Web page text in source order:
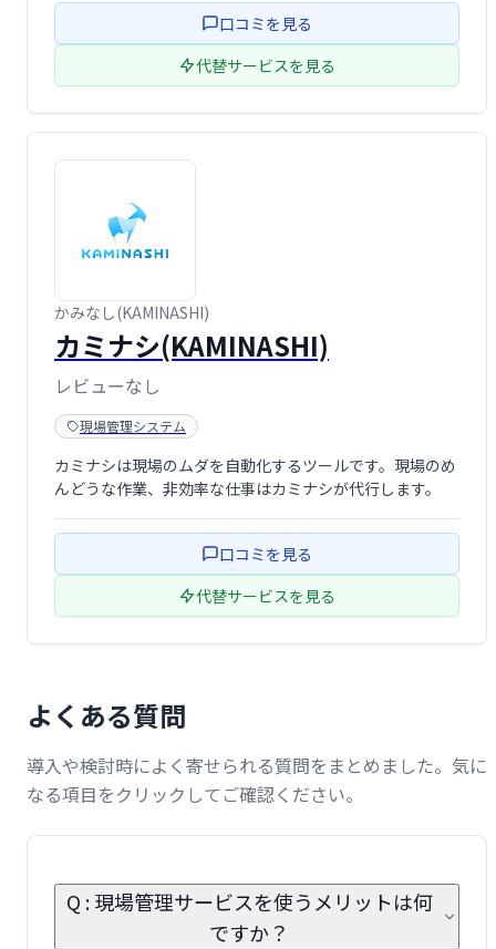
口コミを見る
代替サービスを見る
かみなし(KAMINASHI)
カミナシ(KAMINASHI)
レビューなし
現場管理システム
カミナシは現場のムダを自動化するツールです。現場のめ
んどうな作業、非効率な仕事はカミナシが代行します。
口コミを見る
代替サービスを見る
よくある質問
導入や検討時によく寄せられる質問をまとめました。気に
なる項目をクリックしてご確認ください。
Q : 現場管理サービスを使うメリットは何
ですか？